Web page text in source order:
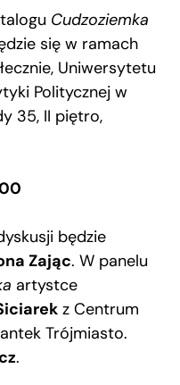
Cudzoziemka
się w ramach
Uniwersytetu
Politycznej w
35, II piętro,
będzie
Zając. W panelu
artystce
z Centrum
Trójmiasto.
.